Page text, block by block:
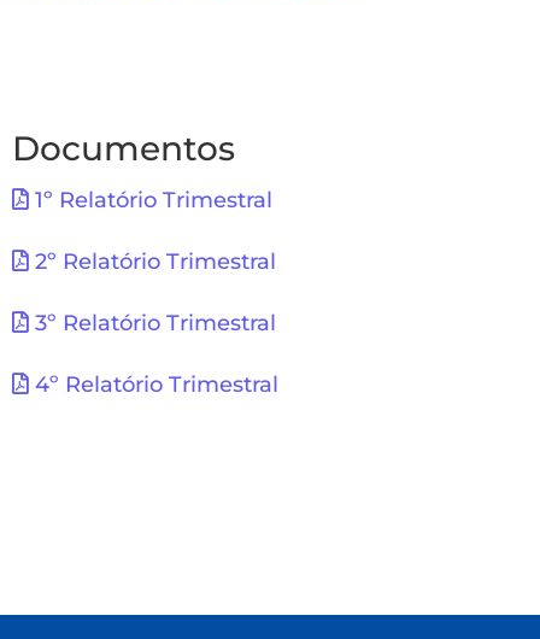
Documentos
1º Relatório Trimestral
2º Relatório Trimestral
3º Relatório Trimestral
4º Relatório Trimestral